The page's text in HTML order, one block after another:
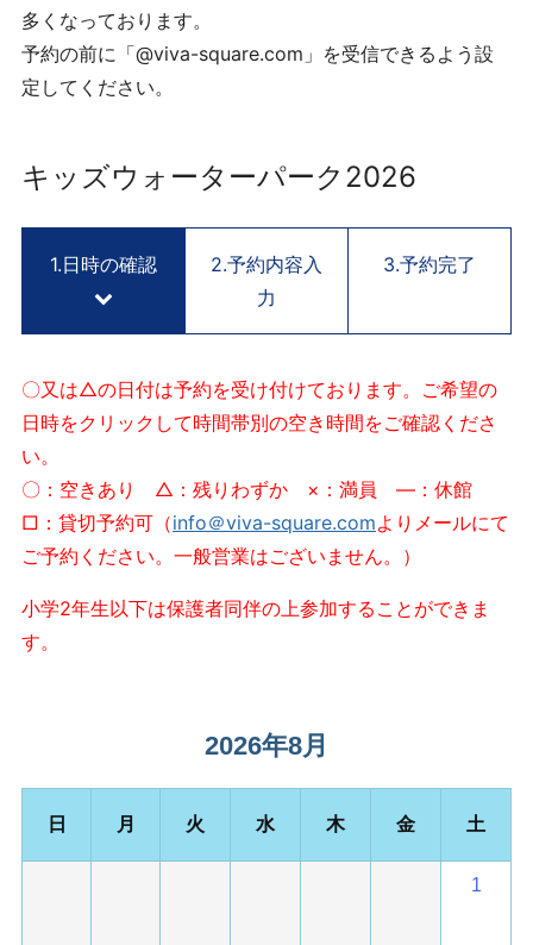
サ
イ
ト
V
A
K
Y
T
O
施
設
用
予
ま
多くなっております。
予約の前に「@viva-square.com」を受信できるよう設
定してください。
キッズウォーターパーク2026
1.日時の確認
2.予約内容入
力
3.予約完了
〇又は△の日付は予約を受け付けております。ご希望の
日時をクリックして時間帯別の空き時間をご確認くださ
い。
〇：空きあり △：残りわずか ×：満員 ―：休館
□：貸切予約可（info＠viva-square.comよりメールにて
ご予約ください。一般営業はございません。）
小学2年生以下は保護者同伴の上参加することができま
す。
2026年8月
日 月 火 水 木 金 土
1